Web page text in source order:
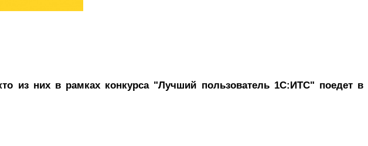
из них в рамках конкурса "Лучший пользователь 1С:ИТС" поедет в